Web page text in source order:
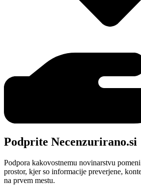
Podprite Necenzurirano.si
Podpora kakovostnemu novinarstvu
prostor, kjer so informacije preverjene,
na prvem mestu.